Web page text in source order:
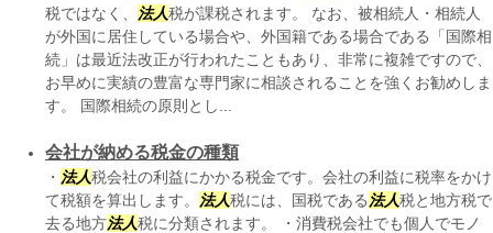
税ではなく、
法人税が課税されます。 なお、被相続人・相続人
が外国に居住している場合や、外国籍である場合である「国際相
続」は最近法改正が行われたこともあり、非常に複雑ですので、
お早めに実績の豊富な専門家に相談されることを強くお勧めしま
す。 国際相続の原則とし...
会社が納める税金の種類
・ 法人税会社の利益にかかる税金です。会社の利益に税率をかけ
て税額を算出します。
法人税には、国税である 法人税と地方税で
去る地方法人税に分類されます。 ・消費税会社でも個人でモノ